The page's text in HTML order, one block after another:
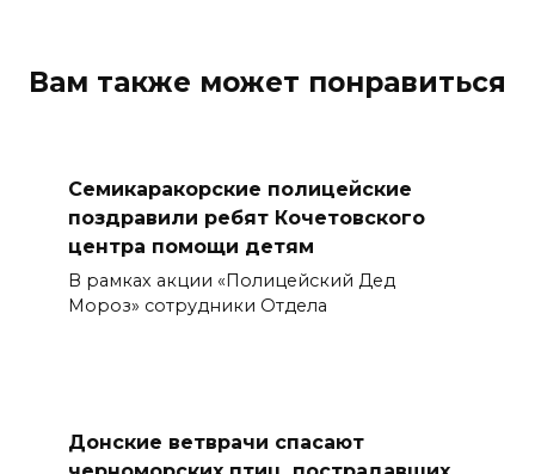
Вам также может понравиться
Семикаракорские полицейские
поздравили ребят Кочетовского
центра помощи детям
В рамках акции «Полицейский Дед
Мороз» сотрудники Отдела
Донские ветврачи спасают